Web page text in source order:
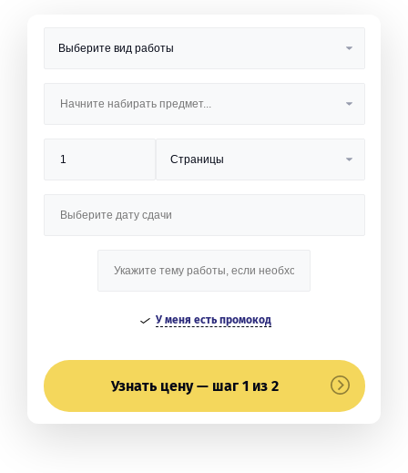
У меня есть промокод
Узнать цену — шаг 1 из 2